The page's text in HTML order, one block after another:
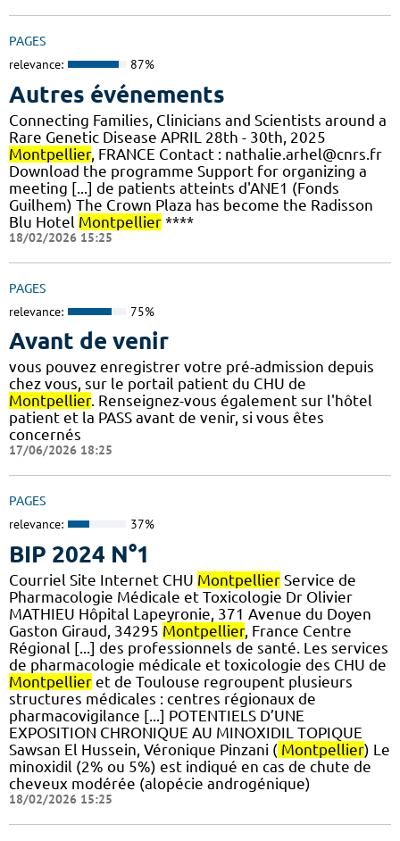
PAGES
relevance: 87%
Autres événements
Connecting Families, Clinicians and Scientists around a
Rare Genetic Disease APRIL 28th - 30th, 2025
Montpellier, FRANCE Contact : nathalie.arhel@cnrs.fr
Download the programme Support for organizing a
meeting [...] de patients atteints d'ANE1 (Fonds
Guilhem) The Crown Plaza has become the Radisson
Blu Hotel Montpellier ****
18/02/2026 15:25
PAGES
relevance: 75%
Avant de venir
vous pouvez enregistrer votre pré-admission depuis
chez vous, sur le portail patient du CHU de
Montpellier. Renseignez-vous également sur l'hôtel
patient et la PASS avant de venir, si vous êtes
concernés
17/06/2026 18:25
PAGES
relevance: 37%
BIP 2024 N°1
Courriel Site Internet CHU Montpellier Service de
Pharmacologie Médicale et Toxicologie Dr Olivier
MATHIEU Hôpital Lapeyronie, 371 Avenue du Doyen
Gaston Giraud, 34295 Montpellier, France Centre
Régional [...] des professionnels de santé. Les services
de pharmacologie médicale et toxicologie des CHU de
Montpellier et de Toulouse regroupent plusieurs
structures médicales : centres régionaux de
pharmacovigilance [...] POTENTIELS D’UNE
EXPOSITION CHRONIQUE AU MINOXIDIL TOPIQUE
Sawsan El Hussein, Véronique Pinzani ( Montpellier) Le
minoxidil (2% ou 5%) est indiqué en cas de chute de
cheveux modérée (alopécie androgénique)
18/02/2026 15:25